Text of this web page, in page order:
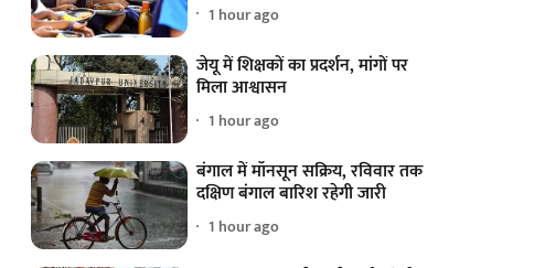
1 hour ago
जेयू में शिक्षकों का प्रदर्शन, मांगों पर
मिला आश्वासन
1 hour ago
बंगाल में मॉनसून सक्रिय, रविवार तक
दक्षिण बंगाल बारिश रहेगी जारी
1 hour ago